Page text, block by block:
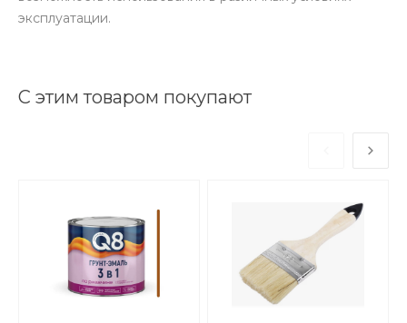
эксплуатации.
С этим товаром покупают